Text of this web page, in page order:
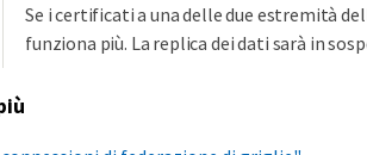
Se i certificati a una delle due estremità
funziona più. La replica dei dati sarà in